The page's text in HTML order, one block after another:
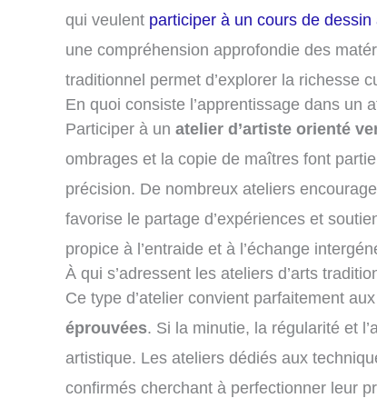
qui veulent participer à un cours de dessin
une compréhension approfondie des
traditionnel permet d’explorer la richesse
En quoi consiste l’apprentissage dans un
Participer à un atelier d’artiste orienté
ombrages et la copie de maîtres font
précision. De nombreux ateliers
favorise le partage d’expériences et
propice à l’entraide et à l’échange
À qui s’adressent les ateliers d’arts
Ce type d’atelier convient parfaitement
éprouvées. Si la minutie, la régularité et
artistique. Les ateliers dédiés aux
confirmés cherchant à perfectionner leur